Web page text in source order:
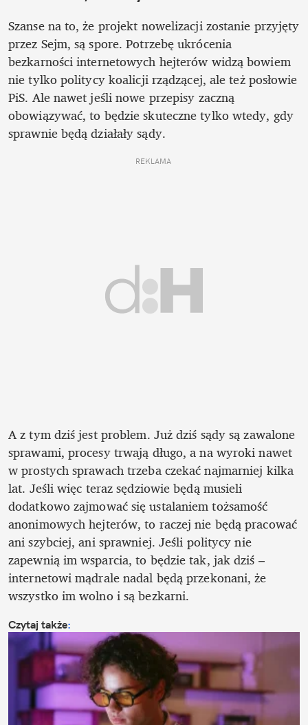
Szanse na to, że projekt nowelizacji zostanie przyjęty
przez Sejm, są spore. Potrzebę ukrócenia
bezkarności internetowych hejterów widzą bowiem
nie tylko politycy koalicji rządzącej, ale też posłowie
PiS. Ale nawet jeśli nowe przepisy zaczną
obowiązywać, to będzie skuteczne tylko wtedy, gdy
sprawnie będą działały sądy.
REKLAMA
A z tym dziś jest problem. Już dziś sądy są zawalone
sprawami, procesy trwają długo, a na wyroki nawet
w prostych sprawach trzeba czekać najmarniej kilka
lat. Jeśli więc teraz sędziowie będą musieli
dodatkowo zajmować się ustalaniem tożsamość
anonimowych hejterów, to raczej nie będą pracować
ani szybciej, ani sprawniej. Jeśli politycy nie
zapewnią im wsparcia, to będzie tak, jak dziś –
internetowi mądrale nadal będą przekonani, że
wszystko im wolno i są bezkarni.
Czytaj także: